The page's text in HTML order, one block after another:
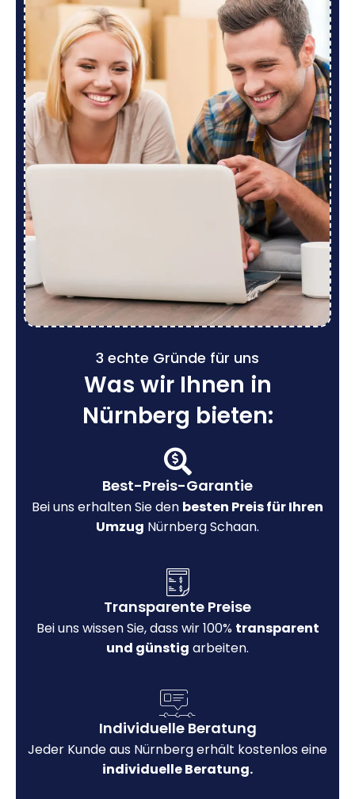
3 echte Gründe für uns
Was wir Ihnen in
Nürnberg bieten:
Best-Preis-Garantie
Bei uns erhalten Sie den besten Preis für Ihren
Umzug Nürnberg Schaan.
Transparente Preise
Bei uns wissen Sie, dass wir 100% transparent
und günstig arbeiten.
Individuelle Beratung
Jeder Kunde aus Nürnberg erhält kostenlos eine
individuelle Beratung.